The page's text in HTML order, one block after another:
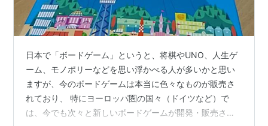
日本で「ボードゲーム」というと、将棋やUNO、人生ゲ
ーム、モノポリーなどを思い浮かべる人が多いかと思い
ますが、今のボードゲームは本当に色々なものが販売さ
れており、 特にヨーロッパ圏の国々（ドイツなど）で
は、今でも次々と新しいボードゲームが開発・販売さ